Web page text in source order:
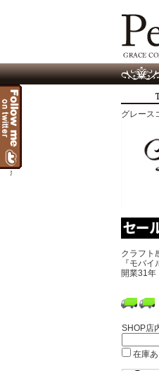
グレース
クラフト
『モバ
開業31年
SHOP店
在庫
t